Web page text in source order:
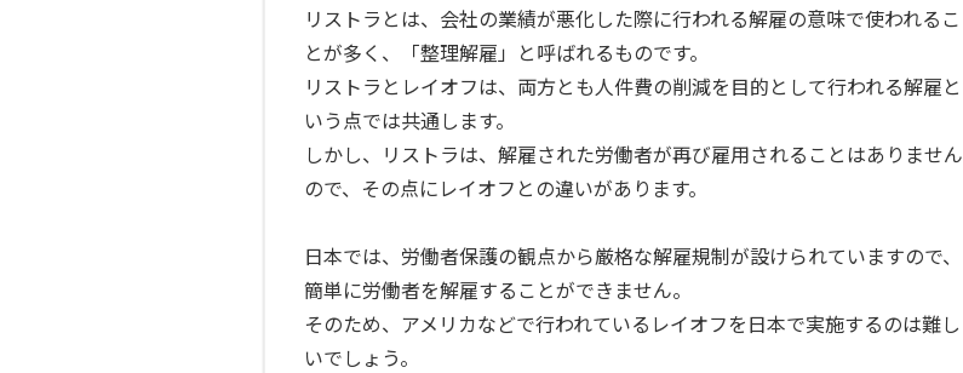
リストラとは、会社の業績が悪化した際に行われる解雇の意味で使われるこ
とが多く、「整理解雇」と呼ばれるものです。
リストラとレイオフは、両方とも人件費の削減を目的として行われる解雇と
いう点では共通します。
しかし、リストラは、解雇された労働者が再び雇用されることはありません
ので、その点にレイオフとの違いがあります。
日本では、労働者保護の観点から厳格な解雇規制が設けられていますので、
簡単に労働者を解雇することができません。
そのため、アメリカなどで行われているレイオフを日本で実施するのは難し
いでしょう。